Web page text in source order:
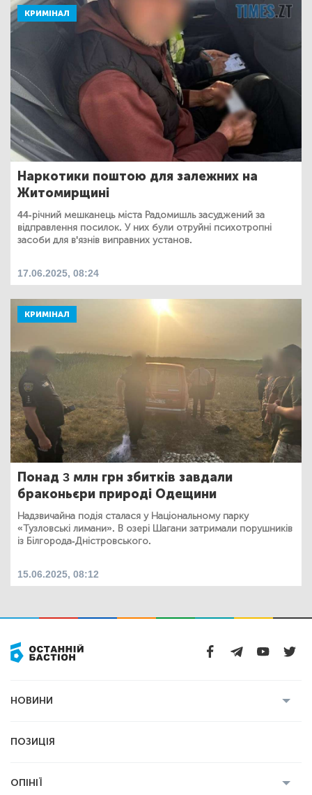
КРИМІНАЛ
Наркотики поштою для залежних на
Житомирщині
44-річний мешканець міста Радомишль засуджений за
відправлення посилок. У них були отруйні психотропні
засоби для в'язнів виправних установ.
17.06.2025, 08:24
КРИМІНАЛ
Понад 3 млн грн збитків завдали
браконьєри природі Одещини
Надзвичайна подія сталася у Національному парку
«Тузловські лимани». В озері Шагани затримали порушників
із Білгорода-Дністровського.
15.06.2025, 08:12
НОВИНИ
Економіка
ПОЗИЦІЯ
ОПІНІЇ